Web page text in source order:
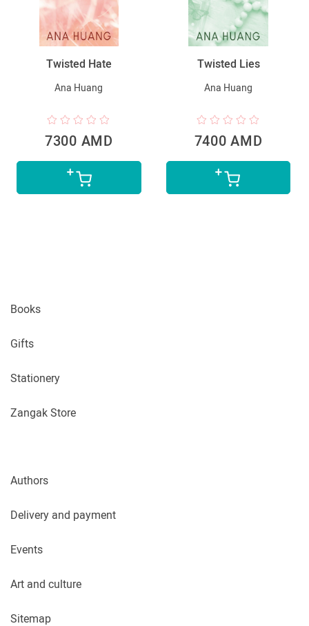
Twisted Hate
Ana Huang
7300 AMD
Twisted Lies
Ana Huang
7400 AMD
Books
Gifts
Stationery
Zangak Store
Authors
Delivery and payment
Events
Art and culture
Sitemap